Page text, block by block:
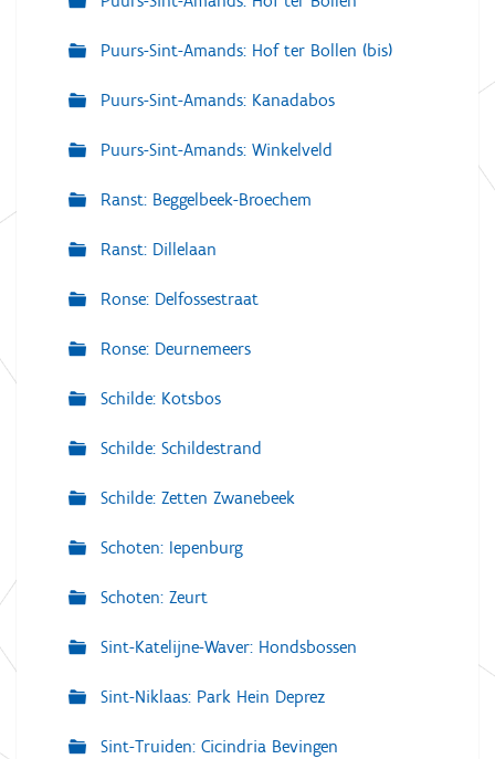
Puurs-Sint-Amands: Hof ter Bollen (bis)
Puurs-Sint-Amands: Kanadabos
Puurs-Sint-Amands: Winkelveld
Ranst: Beggelbeek-Broechem
Ranst: Dillelaan
Ronse: Delfossestraat
Ronse: Deurnemeers
Schilde: Kotsbos
Schilde: Schildestrand
Schilde: Zetten Zwanebeek
Schoten: Iepenburg
Schoten: Zeurt
Sint-Katelijne-Waver: Hondsbossen
Sint-Niklaas: Park Hein Deprez
Sint-Truiden: Cicindria Bevingen